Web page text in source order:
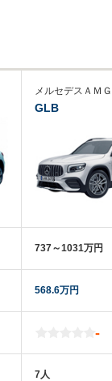
メルセデスＡＭＧ
GLB
737～1031万円
568.6万円
-
7人